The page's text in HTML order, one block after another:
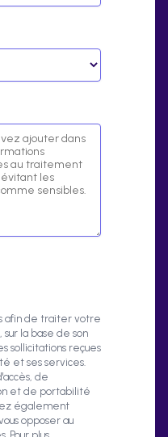
afin de traiter votre
la base de son
sollicitations reçues
et ses services.
de
et de portabilité
également
opposer au